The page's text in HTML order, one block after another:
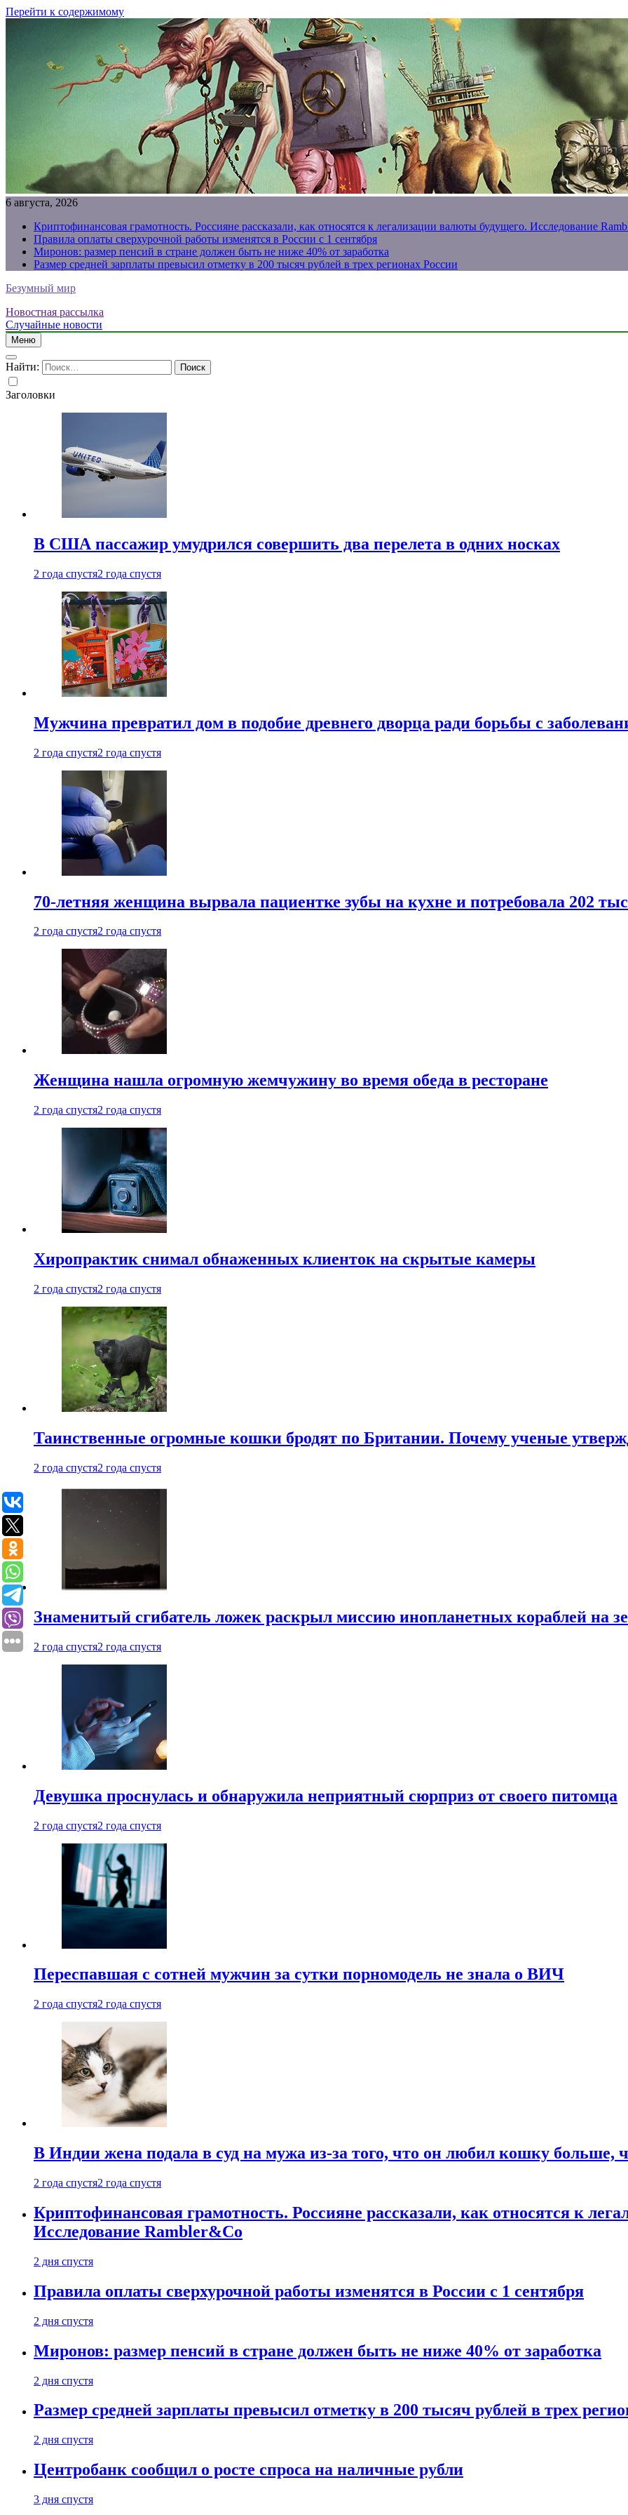
Перейти к содержимому
6 августа, 2026
Криптофинансовая грамотность. Россияне рассказали, как относятся к легализации валюты будущего. Исследование
Правила оплаты сверхурочной работы изменятся в России с 1 сентября
Миронов: размер пенсий в стране должен быть не ниже 40% от заработка
Размер средней зарплаты превысил отметку в 200 тысяч рублей в трех регионах России
Безумный мир
Новостная рассылка
Случайные новости
Меню
Найти:
Заголовки
В США пассажир умудрился совершить два перелета в одних носках
2 года спустя2 года спустя
Мужчина превратил дом в подобие древнего дворца ради борьбы с
2 года спустя2 года спустя
70-летняя женщина вырвала пациентке зубы на кухне и потребовала 202
2 года спустя2 года спустя
Женщина нашла огромную жемчужину во время обеда в ресторане
2 года спустя2 года спустя
Хиропрактик снимал обнаженных клиенток на скрытые камеры
2 года спустя2 года спустя
Таинственные огромные кошки бродят по Британии. Почему ученые
2 года спустя2 года спустя
Знаменитый сгибатель ложек раскрыл миссию инопланетных кораблей на
2 года спустя2 года спустя
Девушка проснулась и обнаружила неприятный сюрприз от своего питомца
2 года спустя2 года спустя
Переспавшая с сотней мужчин за сутки порномодель не знала о ВИЧ
2 года спустя2 года спустя
В Индии жена подала в суд на мужа из-за того, что он любил кошку больше,
2 года спустя2 года спустя
Криптофинансовая грамотность. Россияне рассказали, как относятся к
Исследование Rambler&Co
2 дня спустя
Правила оплаты сверхурочной работы изменятся в России с 1 сентября
2 дня спустя
Миронов: размер пенсий в стране должен быть не ниже 40% от заработка
2 дня спустя
Размер средней зарплаты превысил отметку в 200 тысяч рублей в трех
2 дня спустя
Центробанк сообщил о росте спроса на наличные рубли
3 дня спустя